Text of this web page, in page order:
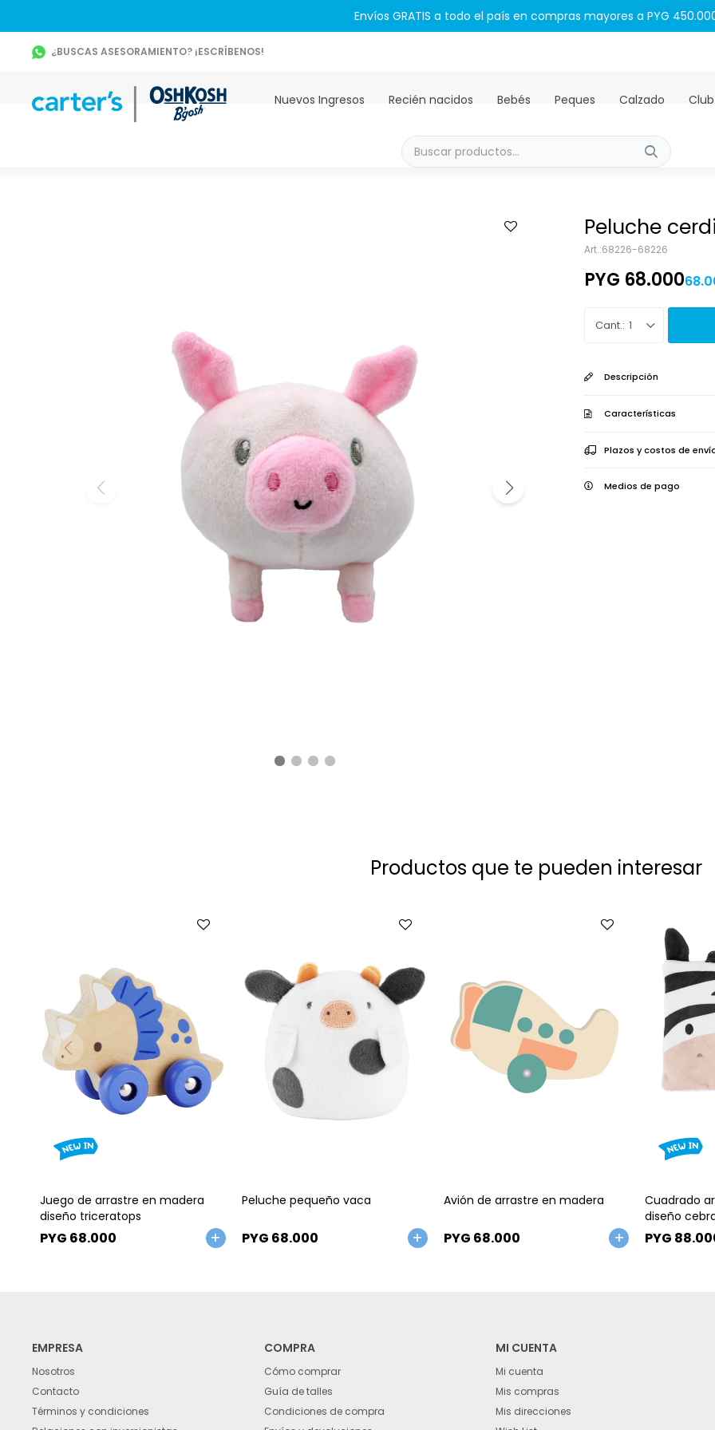
Envíos GRATIS a todo el país en compras mayores a PYG
Nuevos Ingresos Recién nacidos Bebés Peques Calzado
¿BUSCAS ASESORAMIENTO? ¡ESCRÍBENOS!
Peluche
68226-68226
PYG 68.000
1
Descripción
Características
Plazos y costos de
Medios de pago
Productos que te pueden interesar
Juego de arrastre en madera
diseño triceratops
PYG 68.000
Peluche pequeño vaca
PYG 68.000
Avión de arrastre en madera
PYG 68.000
Cuadrado
diseño
PYG
EMPRESA
Nosotros
Contacto
Términos y condiciones
COMPRA
Cómo comprar
Guía de talles
Condiciones de compra
MI CUENTA
Mi cuenta
Mis compras
Mis direcciones